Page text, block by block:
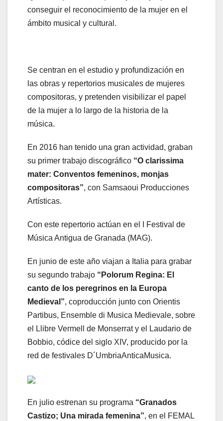
conseguir el reconocimiento de la mujer en el
ámbito musical y cultural.
Se centran en el estudio y profundización en
las obras y repertorios musicales de mujeres
compositoras, y pretenden visibilizar el papel
de la mujer a lo largo de la historia de la
música.
En 2016 han tenido una gran actividad, graban
su primer trabajo discográfico “O clarissima
mater: Conventos femeninos, monjas
compositoras”, con Samsaoui Producciones
Artísticas.
Con este repertorio actúan en el I Festival de
Música Antigua de Granada (MAG).
En junio de este año viajan a Italia para grabar
su segundo trabajo “Polorum Regina: El
canto de los peregrinos en la Europa
Medieval”, coproducción junto con Orientis
Partibus, Ensemble di Musica Medievale, sobre
el Llibre Vermell de Monserrat y el Laudario de
Bobbio, códice del siglo XIV, producido por la
red de festivales D´UmbriaAnticaMusica.
En julio estrenan su programa “Granados
Castizo; Una mirada femenina”, en el FEMAL